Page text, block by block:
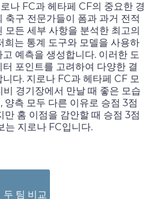
나 FC과 헤타페 CF의 중요한 경
축구 전문가들이 폼과 과거 전적
모든 세부 사항을 분석한 최고의
희는 통계 도구와 모델을 사용하
예측을 생성합니다. 이러한 도
포인트를 고려하여 다양한 결
다. 지로나 FC과 헤타페 CF 모
비 경기장에서 만날 때 좋은 모습
양측 모두 다른 이유로 승점 3점
만 홈 이점을 감안할 때 승점 3점
는 지로나 FC입니다.
두 팀 비교